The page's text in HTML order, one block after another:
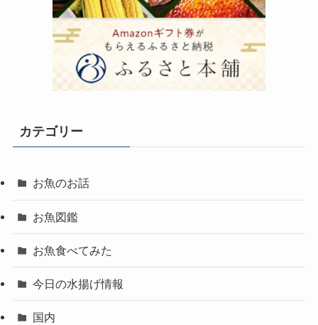
カテゴリー
お魚のお話
お魚図鑑
お魚食べてみた
今日の水揚げ情報
国内